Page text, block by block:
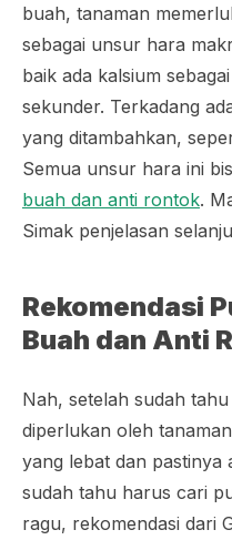
buah, tanaman
sebagai unsur hara
baik ada kalsium
sekunder. Terkadang
yang ditambahkan,
Semua unsur hara ini
buah dan anti rontok.
Simak penjelasan
Rekomendasi
Buah dan Anti
Nah, setelah sudah
diperlukan oleh
yang lebat dan pastinya
sudah tahu harus cari
ragu, rekomendasi dari